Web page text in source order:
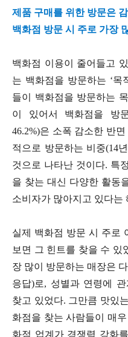
제품 구매를 위한 방문은
백화점 방문 시 주로 가장
백화점 이용이 줄어들고
는 백화점을 방문하는 ‘목
들이 백화점을 방문하는
이 있어서 백화점을 방
46.2%)은 소폭 감소한 반
적으로 방문하는 비중(14
것으로 나타난 것이다. 특
을 찾는 대신 다양한 활동
소비자가 많아지고 있다는
실제 백화점 방문 시 주로
보면 그 힌트를 찾을 수 있
장 많이 방문하는 매장은
응답)로, 성별과 연령에
찾고 있었다. 그만큼 맛있
화점을 찾는 사람들이 매
화점 업계가 경쟁력 강화